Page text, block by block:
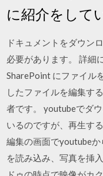
に紹介をして
ドキュメントをダウン
必要があります。 詳細
SharePoint にファイル
したファイルを編集す
者です。 youtubeでダ
いるのですが、再生す
編集の画面でyoutubeか
を読み込み、写真を挿